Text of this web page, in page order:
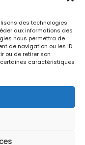
des technologies
aux informations des
nous permettra de
de navigation ou les ID
ou de retirer son
caractéristiques